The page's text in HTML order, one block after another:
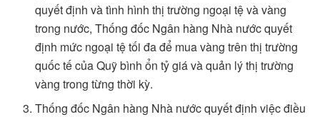
quyết định và tình hình thị trường ngoại tệ và vàng
trong nước, Thống đốc Ngân hàng Nhà nước quyết
định mức ngoại tệ tối đa để mua vàng trên thị trường
quốc tế của Quỹ bình ổn tỷ giá và quản lý thị trường
vàng trong từng thời kỳ.
Thống đốc Ngân hàng Nhà nước quyết định việc điều